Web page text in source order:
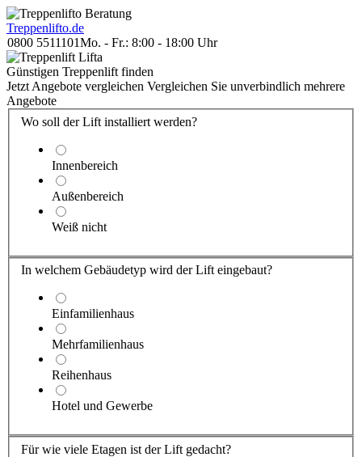
Treppenlifto.de
0800 5511101Mo. - Fr.: 8:00 - 18:00 Uhr
Günstigen Treppenlift finden
Jetzt Angebote vergleichen Vergleichen Sie unverbindlich mehrere
Angebote
Wo soll der Lift installiert werden?
Innenbereich
Außenbereich
Weiß nicht
In welchem Gebäudetyp wird der Lift eingebaut?
Einfamilienhaus
Mehrfamilienhaus
Reihenhaus
Hotel und Gewerbe
Für wie viele Etagen ist der Lift gedacht?